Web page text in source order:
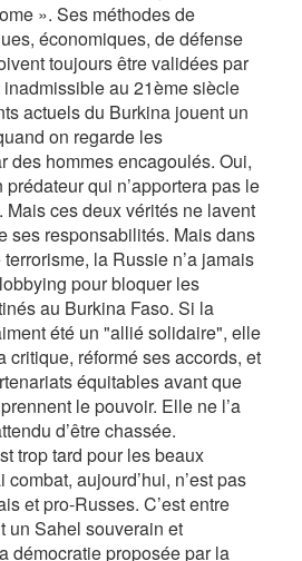
». Ses méthodes de
économiques, de défense
toujours être validées par
inadmissible au 21ème siècle
actuels du Burkina jouent un
on regarde les
des hommes encagoulés. Oui,
qui n’apportera pas le
Mais ces deux vérités ne lavent
ses responsabilités. Mais dans
la Russie n’a jamais
pour bloquer les
au Burkina Faso. Si la
été un "allié solidaire", elle
critique, réformé ses accords, et
équitables avant que
le pouvoir. Elle ne l’a
d’être chassée.
trop tard pour les beaux
aujourd’hui, n’est pas
et pro-Russes. C’est entre
un Sahel souverain et
démocratie proposée par la